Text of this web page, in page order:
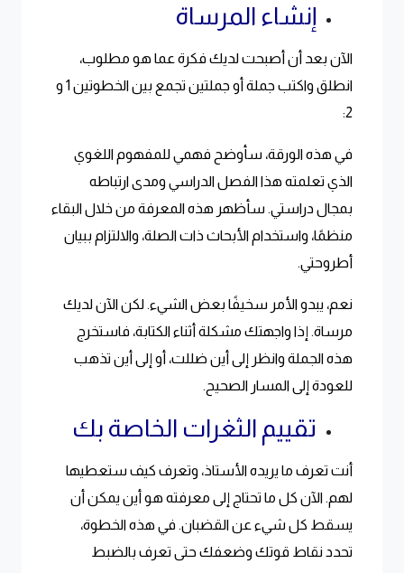
إنشاء المرساة
الآن بعد أن أصبحت لديك فكرة عما هو مطلوب،
انطلق واكتب جملة أو جملتين تجمع بين الخطوتين 1 و
2:
في هذه الورقة، سأوضح فهمي للمفهوم اللغوي
الذي تعلمته هذا الفصل الدراسي ومدى ارتباطه
بمجال دراستي. سأظهر هذه المعرفة من خلال البقاء
منظمًا، واستخدام الأبحاث ذات الصلة، والالتزام ببيان
أطروحتي.
نعم، يبدو الأمر سخيفًا بعض الشيء. لكن الآن لديك
مرساة. إذا واجهتك مشكلة أثناء الكتابة، فاستخرج
هذه الجملة وانظر إلى أين ضللت، أو إلى أين تذهب
للعودة إلى المسار الصحيح.
تقييم الثغرات الخاصة بك
أنت تعرف ما يريده الأستاذ، وتعرف كيف ستعطيها
لهم. الآن كل ما تحتاج إلى معرفته هو أين يمكن أن
يسقط كل شيء عن القضبان. في هذه الخطوة،
تحدد نقاط قوتك وضعفك حتى تعرف بالضبط